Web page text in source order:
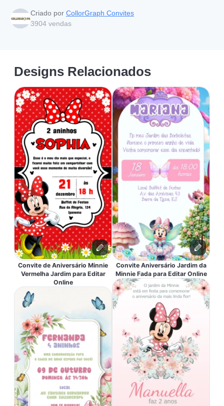
Criado por CollorGraph Convites
3904 vendas
Designs Relacionados
Convite de Aniversário Minnie
Vermelha Jardim para Editar
Online
Convite Aniversário Jardim da
Minnie Fada para Editar Online